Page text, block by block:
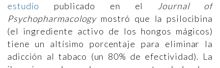
estudio
publicado en el
Journal of
Psychopharmacology mostró que la psilocibina
(el ingrediente activo de los hongos mágicos)
tiene un altísimo porcentaje para eliminar la
adicción al tabaco (un 80% de efectividad). La